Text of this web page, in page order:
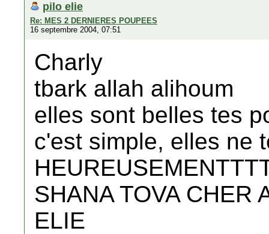
pilo elie
Re: MES 2 DERNIERES POUPEES
16 septembre 2004, 07:51
Charly
tbark allah alihoum
elles sont belles tes
c'est simple, elles ne
SHANA TOVA CHER
ELIE